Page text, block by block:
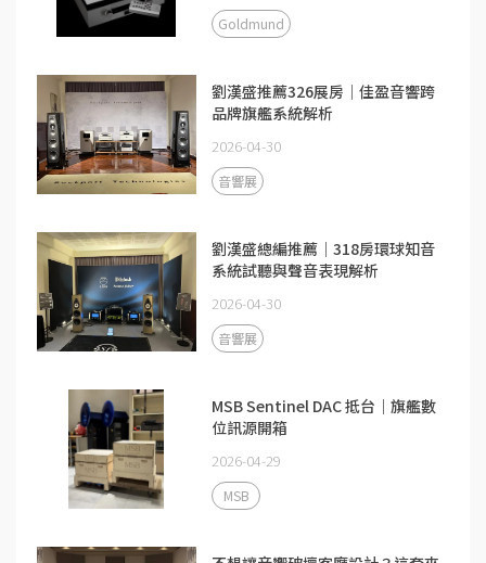
Goldmund
劉漢盛推薦326展房｜佳盈音響跨
品牌旗艦系統解析
2026-04-30
音響展
劉漢盛總編推薦｜318房環球知音
系統試聽與聲音表現解析
2026-04-30
音響展
MSB Sentinel DAC 抵台｜旗艦數
位訊源開箱
2026-04-29
MSB